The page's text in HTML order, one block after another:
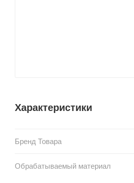
Характеристики
Бренд Товара
Обрабатываемый материал